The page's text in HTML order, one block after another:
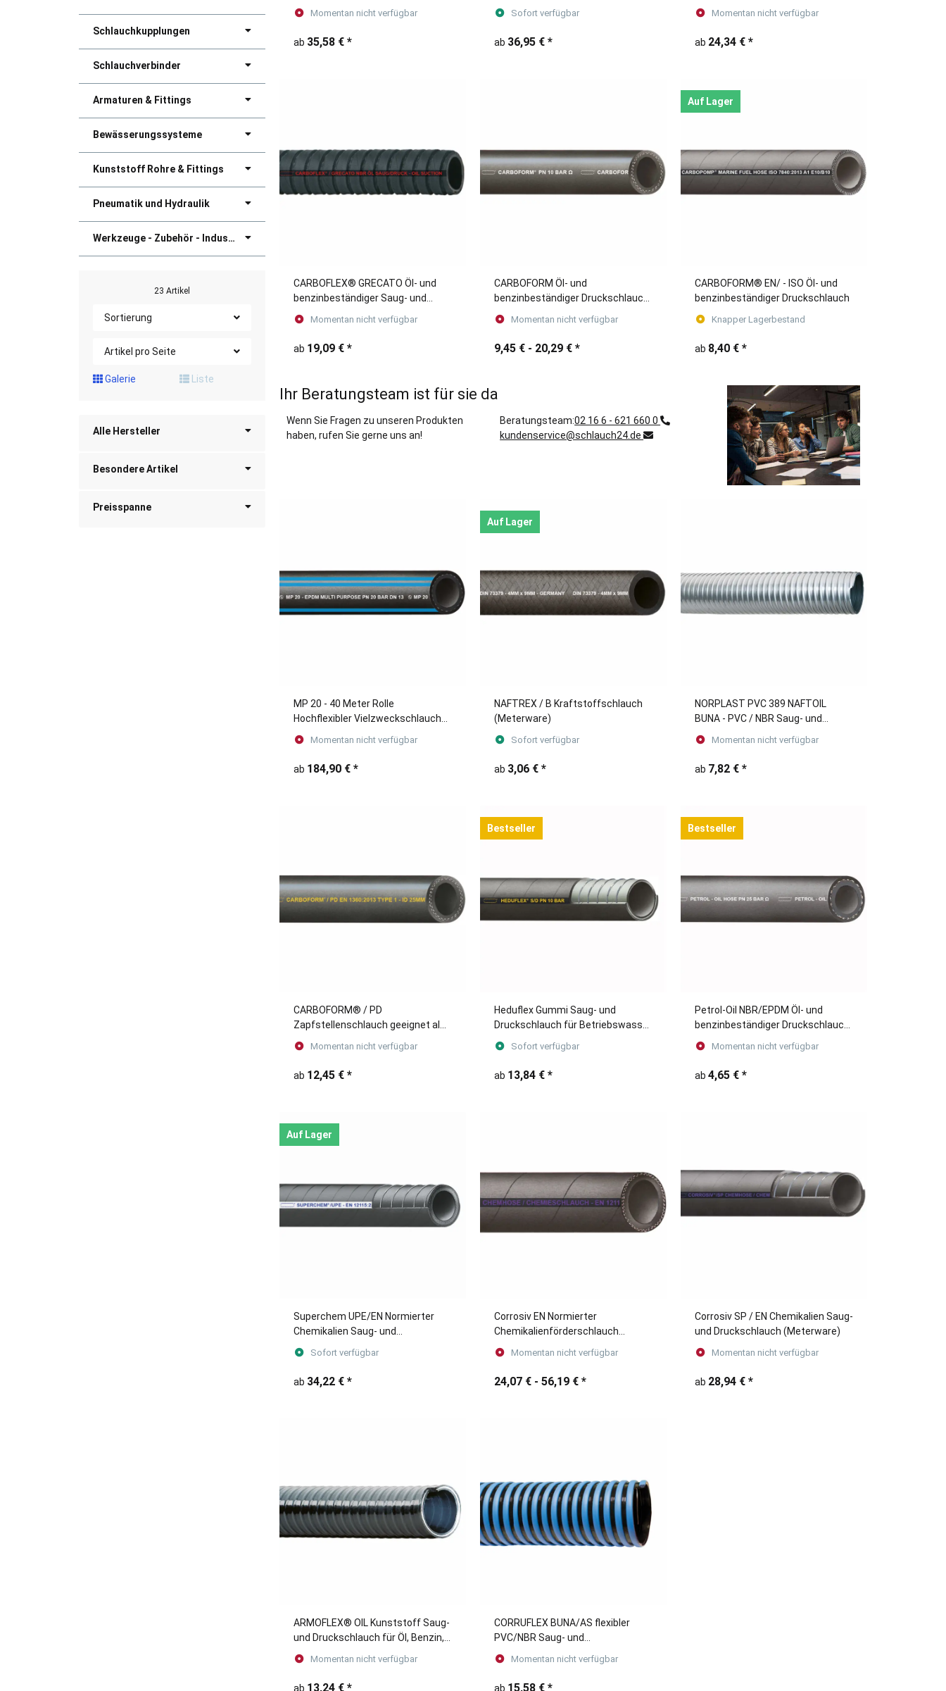
Schlauchkupplungen
Schlauchverbinder
Armaturen & Fittings
Bewässerungssysteme
Kunststoff Rohre & Fittings
Pneumatik und Hydraulik
Werkzeuge - Zubehör - Industriebedarf
23 Artikel
Sortierung
Artikel pro Seite
Galerie Liste
Alle Hersteller
Besondere Artikel
Preisspanne
Druckschlauch /
Tankwagenschlauch
Momentan nicht verfügbar
ab 35,58 € *
Druckschlauch
Sofort verfügbar
ab 36,95 € *
Druckschlauch
Momentan nicht verfügbar
ab 24,34 € *
CARBOFLEX® GRECATO Öl- und
benzinbeständiger Saug- und
Druckschlauch
Momentan nicht verfügbar
ab 19,09 € *
CARBOFORM Öl- und
benzinbeständiger Druckschlauch
/ Förderschlauch (Meterware)
Momentan nicht verfügbar
9,45 € - 20,29 € *
Auf Lager
CARBOFORM® EN/ - ISO Öl- und
benzinbeständiger Druckschlauch
Knapper Lagerbestand
ab 8,40 € *
Ihr Beratungsteam ist für sie da
Wenn Sie Fragen zu unseren Produkten
haben, rufen Sie gerne uns an!
Beratungsteam:02 16 6 - 621 660 0
kundenservice@schlauch24.de
MP 20 - 40 Meter Rolle
Hochflexibler Vielzweckschlauch
zur Förderung von Luft, Wasser
und chemischen Produkten
Momentan nicht verfügbar
ab 184,90 € *
Auf Lager
NAFTREX / B Kraftstoffschlauch
(Meterware)
Sofort verfügbar
ab 3,06 € *
NORPLAST PVC 389 NAFTOIL
BUNA - PVC / NBR Saug- und
Druckschlauch
Momentan nicht verfügbar
ab 7,82 € *
CARBOFORM® / PD
Zapfstellenschlauch geeignet als
Haspelschlauch für Öl und Benzin
(Meterware)
Momentan nicht verfügbar
ab 12,45 € *
Bestseller
Heduflex Gummi Saug- und
Druckschlauch für Betriebswasser
und Gülle (Meterware)
Sofort verfügbar
ab 13,84 € *
Bestseller
Petrol-Oil NBR/EPDM Öl- und
benzinbeständiger Druckschlauch
(Meterware)
Momentan nicht verfügbar
ab 4,65 € *
Auf Lager
Superchem UPE/EN Normierter
Chemikalien Saug- und
Druckschlauch (Meterware)
Sofort verfügbar
ab 34,22 € *
Corrosiv EN Normierter
Chemikalienförderschlauch
(Meterware)
Momentan nicht verfügbar
24,07 € - 56,19 € *
Corrosiv SP / EN Chemikalien Saug-
und Druckschlauch (Meterware)
Momentan nicht verfügbar
ab 28,94 € *
ARMOFLEX® OIL Kunststoff Saug-
und Druckschlauch für Öl, Benzin,
Fett, leichte Säuren und Laugen
(Meterware)
Momentan nicht verfügbar
ab 13,24 € *
CORRUFLEX BUNA/AS flexibler
PVC/NBR Saug- und
Druckschlauch für
Industriewasser, Gülle, Mineralöle
blau/schwarz
Momentan nicht verfügbar
ab 15,58 € *